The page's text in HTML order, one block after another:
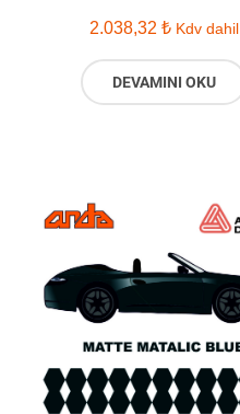
2.038,32 ₺ Kdv dahil
DEVAMINI OKU